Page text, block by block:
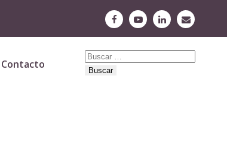
Contacto
Buscar: